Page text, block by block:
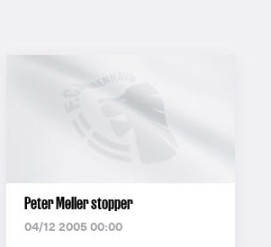
Peter Møller stopper
04/12 2005 00:00